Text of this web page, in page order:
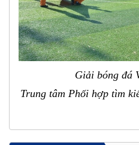
Giải bóng đá
Trung tâm Phối hợp tìm